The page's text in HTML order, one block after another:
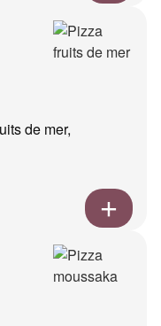
de mer,